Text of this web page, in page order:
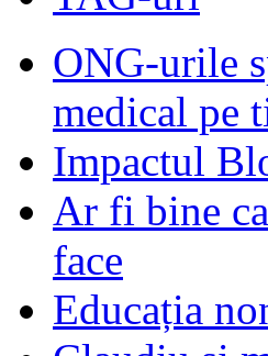
ONG-urile
medical pe
Impactul
Ar fi bine
face
Educația